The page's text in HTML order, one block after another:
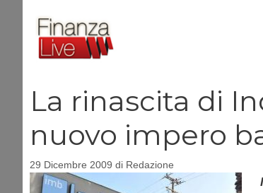
contenuto
La rinascita di
nuovo impero
29 Dicembre 2009 di Redazione